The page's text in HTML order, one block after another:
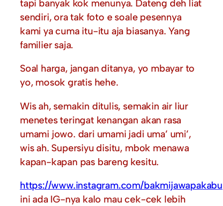
tapi banyak kok menunya. Dateng deh liat
sendiri, ora tak foto e soale pesennya
kami ya cuma itu-itu aja biasanya. Yang
familier saja.
Soal harga, jangan ditanya, yo mbayar to
yo, mosok gratis hehe.
Wis ah, semakin ditulis, semakin air liur
menetes teringat kenangan akan rasa
umami jowo. dari umami jadi uma’ umi’,
wis ah. Supersiyu disitu, mbok menawa
kapan-kapan pas bareng kesitu.
https://www.instagram.com/bakmijawapakabu
ini ada IG-nya kalo mau cek-cek lebih